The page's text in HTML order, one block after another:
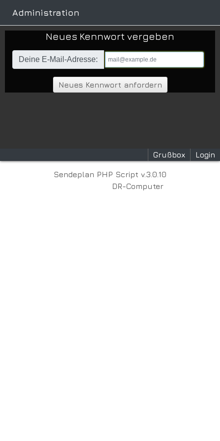
Administration
Neues Kennwort vergeben
Deine E-Mail-Adresse:
Grußbox Login
Sendeplan PHP Script v.3.0.10
DR-Computer